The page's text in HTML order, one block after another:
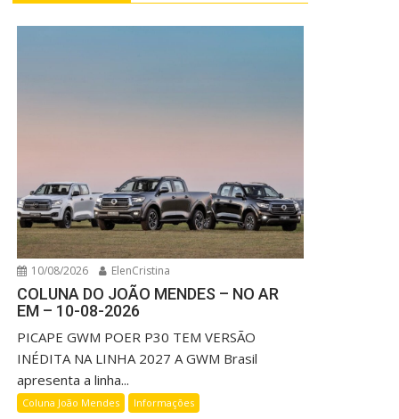
10/08/2026 ElenCristina
COLUNA DO JOÃO MENDES – NO AR
EM – 10-08-2026
PICAPE GWM POER P30 TEM VERSÃO
INÉDITA NA LINHA 2027 A GWM Brasil
apresenta a linha...
Coluna João Mendes Informações